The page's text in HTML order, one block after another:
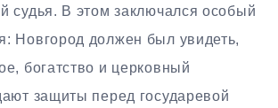
судья. В этом заключался особый
Новгород должен был увидеть,
богатство и церковный
защиты перед государевой